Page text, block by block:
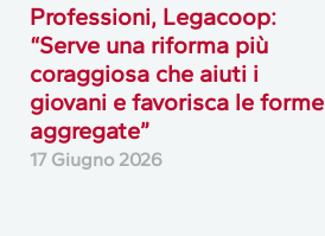
Professioni, Legacoop:
“Serve una riforma più
coraggiosa che aiuti i
giovani e favorisca le forme
aggregate”
17 Giugno 2026